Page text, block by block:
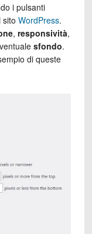
i pulsanti
sito WordPress.
, responsività,
sfondo.
di queste